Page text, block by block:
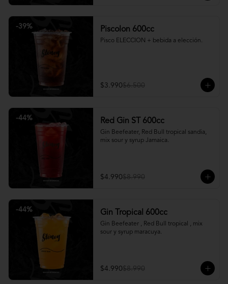
-39% Piscolon 600cc
Pisco ELECCION + bebida a elección.
$3.990$6.500
-44% Red Gin ST 600cc
Gin Beefeater, Red Bull tropical sandia,
mix sour y syrup Jamaica.
$4.990$8.990
-44% Gin Tropical 600cc
Gin Beefeater , Red Bull tropical , mix
sour y syrup maracuya.
$4.990$8.990